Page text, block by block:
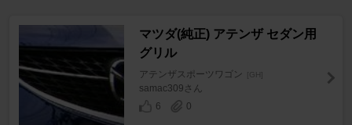
マツダ(純正) アテンザ セダン用
グリル
アテンザスポーツワゴン [GH]
samac309さん
6
0